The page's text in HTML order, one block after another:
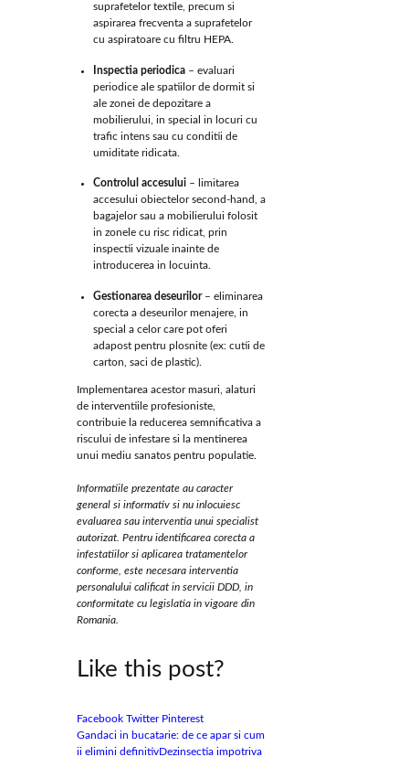
suprafetelor textile, precum si
aspirarea frecventa a suprafetelor
cu aspiratoare cu filtru HEPA.
Inspectia periodica – evaluari
periodice ale spatiilor de dormit si
ale zonei de depozitare a
mobilierului, in special in locuri cu
trafic intens sau cu conditii de
umiditate ridicata.
Controlul accesului – limitarea
accesului obiectelor second-hand, a
bagajelor sau a mobilierului folosit
in zonele cu risc ridicat, prin
inspectii vizuale inainte de
introducerea in locuinta.
Gestionarea deseurilor– eliminarea
corecta a deseurilor menajere, in
special a celor care pot oferi
adapost pentru plosnite (ex: cutii de
carton, saci de plastic).
Implementarea acestor masuri, alaturi
de interventiile profesioniste,
contribuie la reducerea semnificativa a
riscului de infestare si la mentinerea
unui mediu sanatos pentru populatie.
Informatiile prezentate au caracter
general si informativ si nu inlocuiesc
evaluarea sau interventia unui specialist
autorizat. Pentru identificarea corecta a
infestatiilor si aplicarea tratamentelor
conforme, este necesara interventia
personalului calificat in servicii DDD, in
conformitate cu legislatia in vigoare din
Romania.
Like this post?
Facebook Twitter Pinterest
Gandaci in bucatarie: de ce apar si cum
ii elimini definitivDezinsectia impotriva